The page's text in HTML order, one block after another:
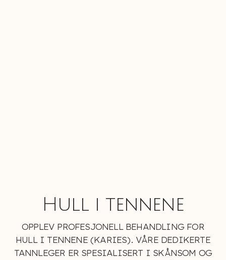
Hull i tennene
OPPLEV PROFESJONELL BEHANDLING FOR
HULL I TENNENE (KARIES). VÅRE DEDIKERTE
TANNLEGER ER SPESIALISERT I SKÅNSOM OG